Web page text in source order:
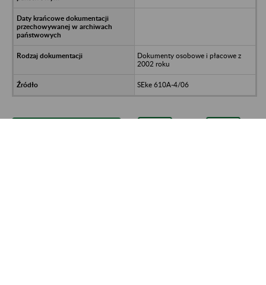
Dokumenty osobowe i płacowe z
2002 roku
SEke 610A-4/06